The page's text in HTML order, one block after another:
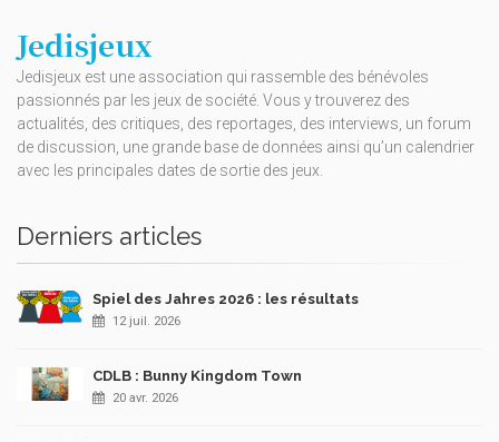
Jedisjeux
Jedisjeux est une association qui rassemble des bénévoles
passionnés par les jeux de société. Vous y trouverez des
actualités, des critiques, des reportages, des interviews, un forum
de discussion, une grande base de données ainsi qu’un calendrier
avec les principales dates de sortie des jeux.
Derniers articles
Spiel des Jahres 2026 : les résultats
12 juil. 2026
CDLB : Bunny Kingdom Town
20 avr. 2026